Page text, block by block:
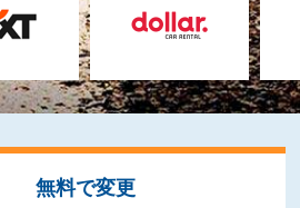
無料で変更